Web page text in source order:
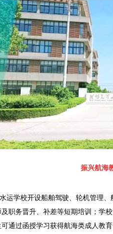
振兴航海
运学校开设船舶驾驶、轮机管理
职务晋升、补差等短期培训；学
通过函授学习获得航海类成人教育